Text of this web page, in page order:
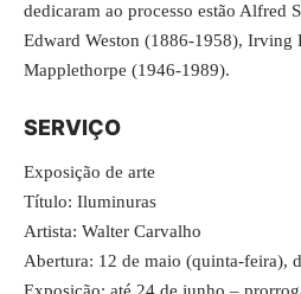
dedicaram ao processo estão Alfred
Edward Weston (1886-1958), Irving
Mapplethorpe (1946-1989).
SERVIÇO
Exposição de arte
Título: Iluminuras
Artista: Walter Carvalho
Abertura: 12 de maio (quinta-feira),